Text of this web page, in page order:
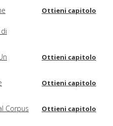
Ottieni capitolo
Ottieni capitolo
Ottieni capitolo
Corpus
Ottieni capitolo